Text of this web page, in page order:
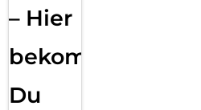
– Hier
bekommst
Du